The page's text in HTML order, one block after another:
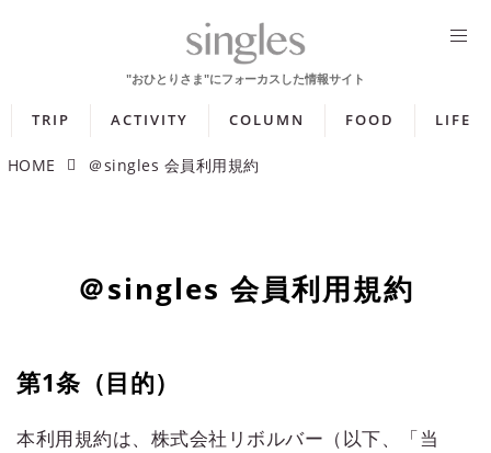
TRIP ACTIVITY COLUMN FOOD LIFE
HOME ＠singles 会員利用規約
＠singles 会員利用規約
第1条（目的）
本利用規約は、株式会社リボルバー（以下、「当